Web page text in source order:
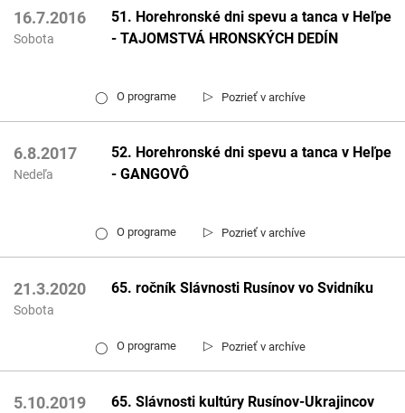
▷ Pozrieť v archíve
51. Horehronské dni spevu a tanca v Heľpe
- TAJOMSTVÁ HRONSKÝCH DEDÍN
Sobota
16.7.2016
◯ O programe
▷ Pozrieť v archíve
52. Horehronské dni spevu a tanca v Heľpe
- GANGOVÔ
Nedeľa
6.8.2017
◯ O programe
▷ Pozrieť v archíve
65. ročník Slávnosti Rusínov vo Svidníku
Sobota
21.3.2020
◯ O programe
65. Slávnosti kultúry Rusínov-Ukrajincov
5.10.2019